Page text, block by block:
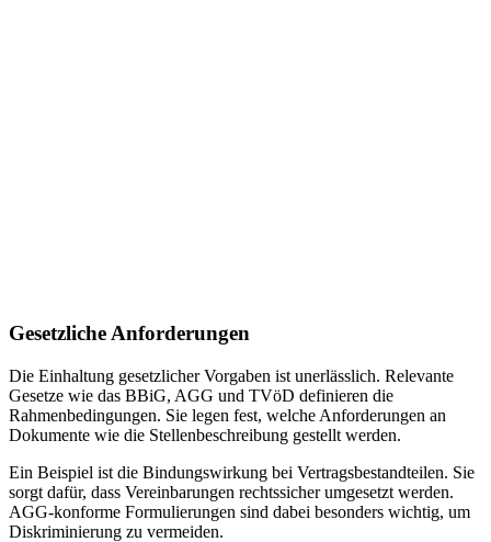
Gesetzliche Anforderungen
Die Einhaltung gesetzlicher Vorgaben ist unerlässlich. Relevante
Gesetze wie das BBiG, AGG und TVöD definieren die
Rahmenbedingungen. Sie legen fest, welche Anforderungen an
Dokumente wie die Stellenbeschreibung gestellt werden.
Ein Beispiel ist die Bindungswirkung bei Vertragsbestandteilen. Sie
sorgt dafür, dass Vereinbarungen rechtssicher umgesetzt werden.
AGG-konforme Formulierungen sind dabei besonders wichtig, um
Diskriminierung zu vermeiden.